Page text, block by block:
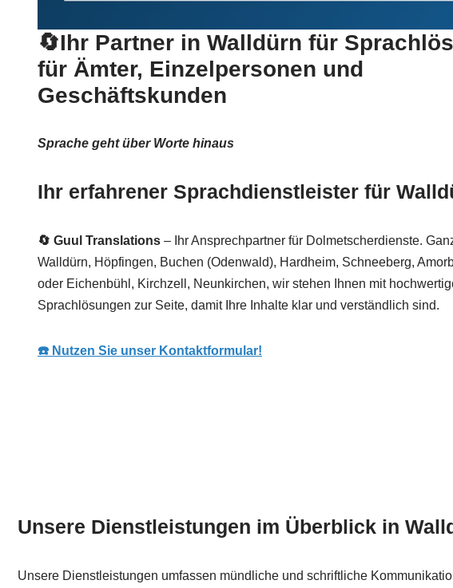
🔄Ihr Partner in Walldürn für
für Ämter, Einzelpersonen und
Geschäftskunden
Sprache geht über Worte hinaus
Ihr erfahrener Sprachdienstleister für
🔄 Guul Translations – Ihr Ansprechpartner für Dolmetscherdienste.
Walldürn, Höpfingen, Buchen (Odenwald), Hardheim, Schneeberg,
oder Eichenbühl, Kirchzell, Neunkirchen, wir stehen Ihnen mit
Sprachlösungen zur Seite, damit Ihre Inhalte klar und verständlich sind.
☎️ Nutzen Sie unser Kontaktformular!
Unsere Dienstleistungen im Überblick in
Unsere Dienstleistungen umfassen mündliche und schriftliche